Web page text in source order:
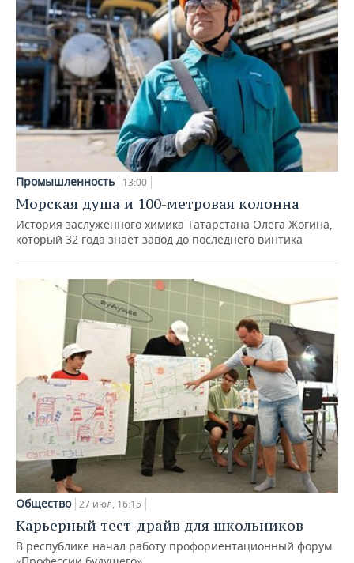
Промышленность 13:00
Морская душа и 100-метровая колонна
История заслуженного химика Татарстана Олега Жогина,
который 32 года знает завод до последнего винтика
Общество 27 июл, 16:15
Карьерный тест-драйв для школьников
В республике начал работу профориентационный форум